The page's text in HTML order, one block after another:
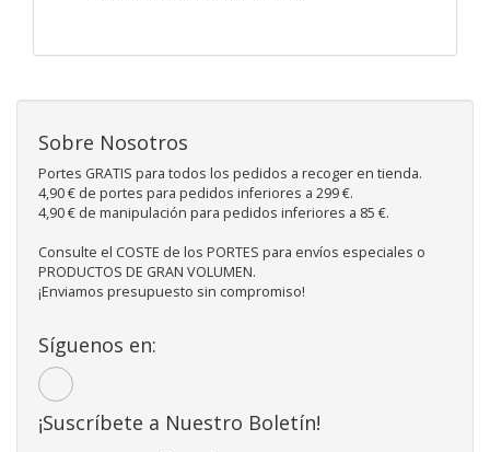
Sobre Nosotros
Portes GRATIS para todos los pedidos a recoger en tienda.
4,90 € de portes para pedidos inferiores a 299 €.
4,90 € de manipulación para pedidos inferiores a 85 €.
Consulte el COSTE de los PORTES para envíos especiales o
PRODUCTOS DE GRAN VOLUMEN.
¡Enviamos presupuesto sin compromiso!
Síguenos en:
¡Suscríbete a Nuestro Boletín!